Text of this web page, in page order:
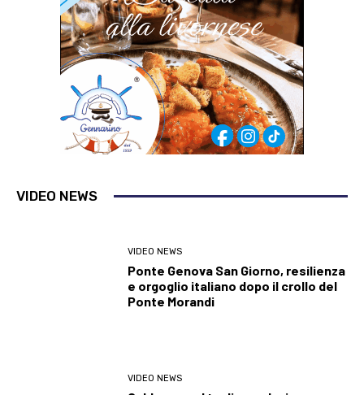
VIDEO NEWS
VIDEO NEWS
Ponte Genova San Giorno, resilienza
e orgoglio italiano dopo il crollo del
Ponte Morandi
VIDEO NEWS